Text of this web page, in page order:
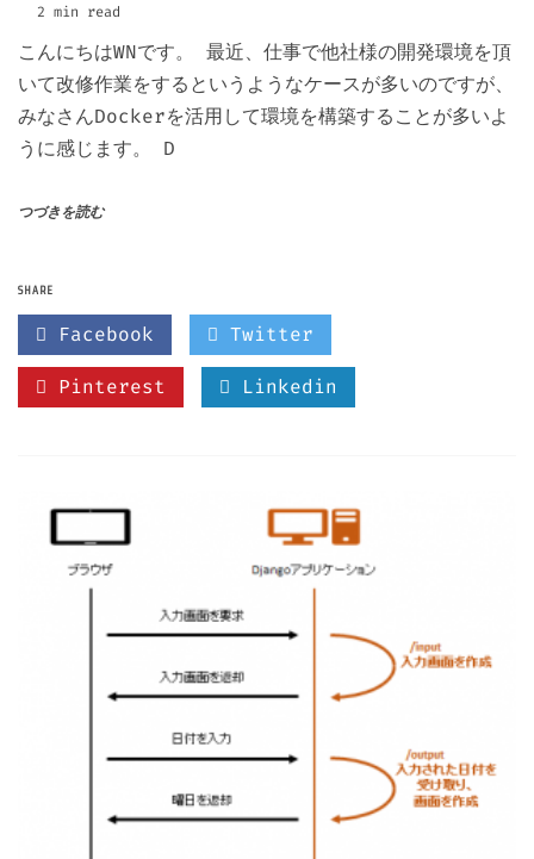
2 min read
こんにちはWNです。 最近、仕事で他社様の開発環境を頂
いて改修作業をするというようなケースが多いのですが、
みなさんDockerを活用して環境を構築することが多いよ
うに感じます。 D
つづきを読む
SHARE
Facebook Twitter
Pinterest Linkedin